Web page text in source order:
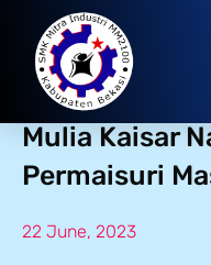
Kunjungan
Mulia Kaisar
Permaisuri
22 June, 2023